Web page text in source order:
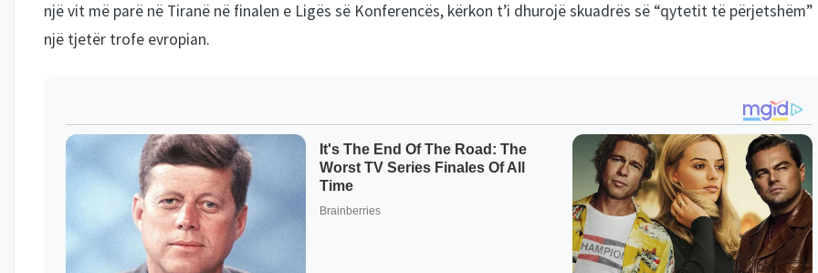
një vit më parë në Tiranë në finalen e Ligës së Konferencës, kërkon t’i dhurojë skuadrës së “qytetit të përjetshëm”
një tjetër trofe evropian.